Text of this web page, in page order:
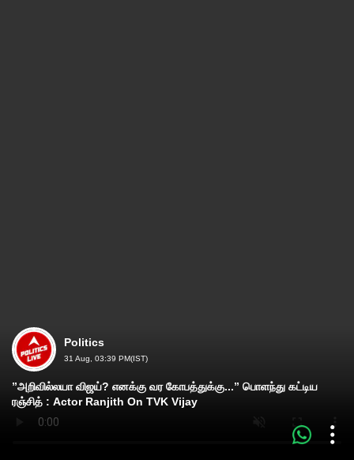
Politics
31 Aug, 03:39 PM(IST)
”அறிவில்லயா விஜய்? எனக்கு வர கோபத்துக்கு...” பொளந்து கட்டிய
ரஞ்சித் : Actor Ranjith On TVK Vijay